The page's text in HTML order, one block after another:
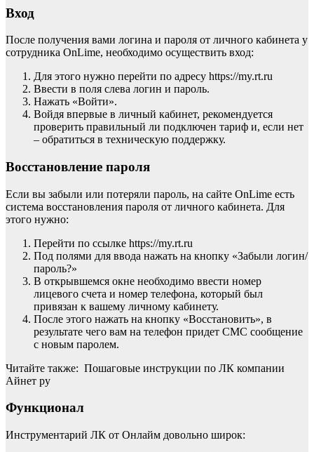
Вход
После получения вами логина и пароля от личного кабинета у
сотрудника OnLime, необходимо осуществить вход:
Для этого нужно перейти по адресу https://my.rt.ru
Ввести в поля слева логин и пароль.
Нажать «Войти».
Войдя впервые в личный кабинет, рекомендуется
проверить правильный ли подключен тариф и, если нет
– обратиться в техническую поддержку.
Восстановление пароля
Если вы забыли или потеряли пароль, на сайте OnLime есть
система восстановления пароля от личного кабинета. Для
этого нужно:
Перейти по ссылке https://my.rt.ru
Под полями для ввода нажать на кнопку «Забыли логин/
пароль?»
В открывшемся окне необходимо ввести номер
лицевого счета и номер телефона, который был
привязан к вашему личному кабинету.
После этого нажать на кнопку «Восстановить», в
результате чего вам на телефон придет СМС сообщение
с новым паролем.
Читайте также: Пошаговые инструкции по ЛК компании
Айнет ру
Функционал
Инструментарий ЛК от Онлайм довольно широк: